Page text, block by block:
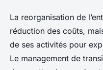
La reorganisation de
réduction des coûts,
de ses activités pour
Le management de